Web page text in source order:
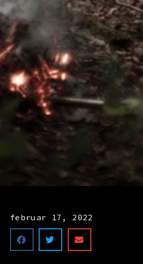
februar 17, 2022